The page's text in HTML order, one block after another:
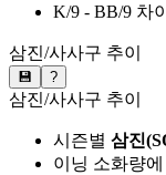
K/9 - BB/9 차
삼진/사사구 추이
💾 ?
삼진/사사구 추이
시즌별 삼진
이닝 소화량